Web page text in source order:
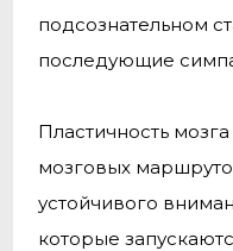
подсознательном
последующие
Пластичность
мозговых
устойчивого
которые